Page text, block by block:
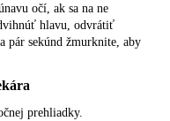
očí, ak sa na ne
hlavu, odvrátiť
pár sekúnd žmurknite, aby
prehliadky.